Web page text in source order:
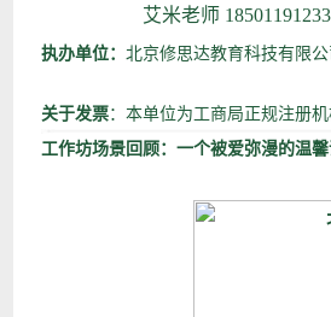
艾米老师 18501191233
执办单位： 北京修思达教育科技有限公
关于发票：本单位为工商局正规注册
工作坊场景回顾：一个被爱弥漫的温馨